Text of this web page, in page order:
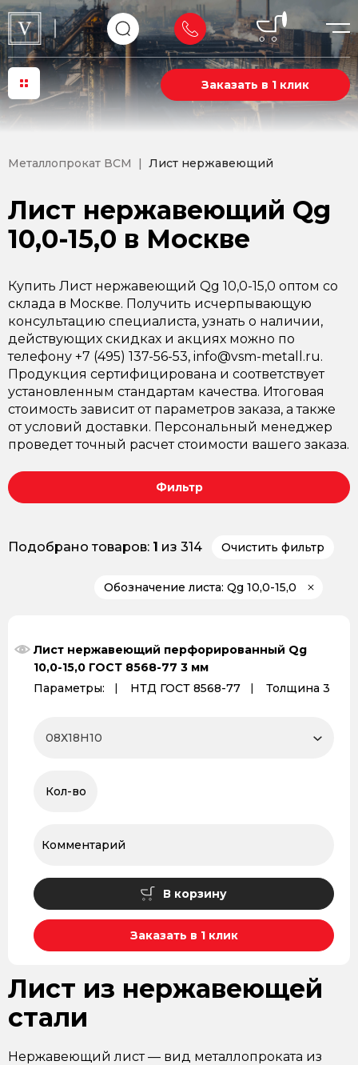
Заказать в 1 клик
Металлопрокат ВСМ Лист нержавеющий
Лист нержавеющий Qg
10,0-15,0 в Москве
Купить Лист нержавеющий Qg 10,0-15,0 оптом со
склада в Москве. Получить исчерпывающую
консультацию специалиста, узнать о наличии,
действующих скидках и акциях можно по
телефону +7 (495) 137-56-53, info@vsm-metall.ru.
Продукция сертифицирована и соответствует
установленным стандартам качества. Итоговая
стоимость зависит от параметров заказа, а также
от условий доставки. Персональный менеджер
проведет точный расчет стоимости вашего заказа.
Фильтр
Подобрано товаров: 1 из 314 Очистить фильтр
Обозначение листа: Qg 10,0-15,0
Лист нержавеющий перфорированный Qg
10,0-15,0 ГОСТ 8568-77 3 мм
Параметры:
НТД ГОСТ 8568-77 Толщина 3
В корзину
Заказать в 1 клик
Лист из нержавеющей
стали
Нержавеющий лист — вид металлопроката из